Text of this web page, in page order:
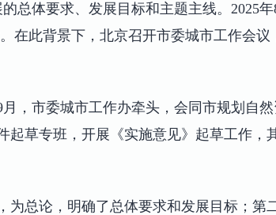
总体要求、发展目标和主题主线。2025年
在此背景下，北京召开市委城市工作会议
，市委城市工作办牵头，会同市规划自
起草专班，开展《实施意见》起草工作，
为总论，明确了总体要求和发展目标；第